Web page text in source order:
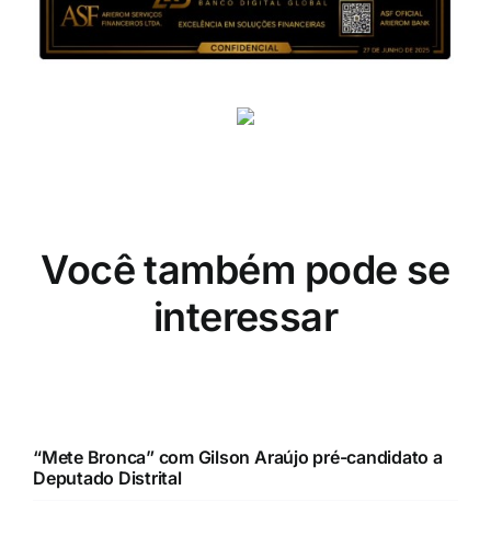
Você também pode se
interessar
“Mete Bronca” com Gilson Araújo pré-candidato a
Deputado Distrital